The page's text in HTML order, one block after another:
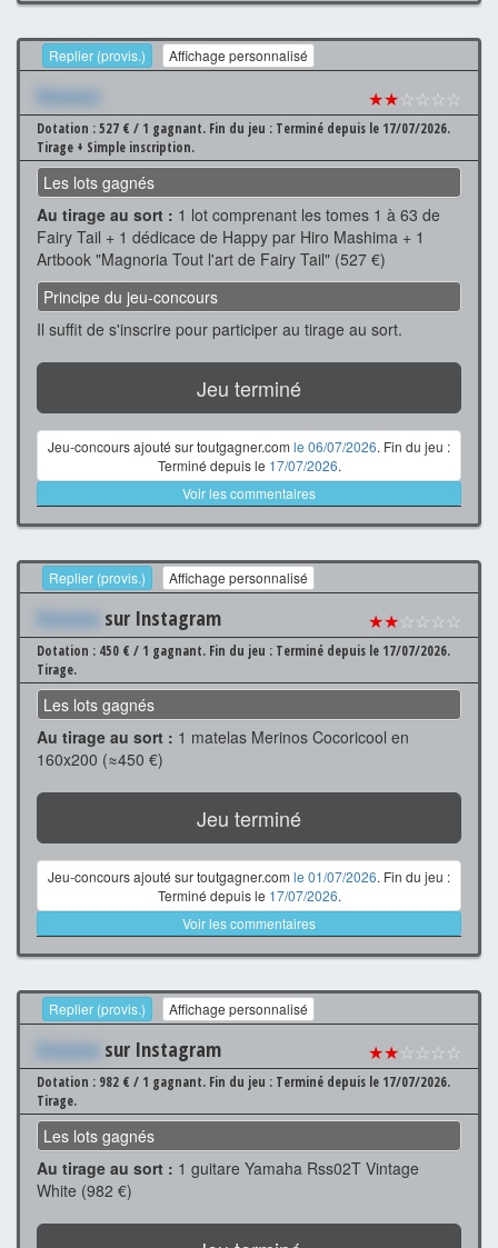
Replier (provis.) Affichage personnalisé
Xxxxxxx ★★☆☆☆☆
Dotation : 527 € / 1 gagnant. Fin du jeu : Terminé depuis le 17/07/2026.
Tirage + Simple inscription.
Les lots gagnés
Au tirage au sort : 1 lot comprenant les tomes 1 à 63 de
Fairy Tail + 1 dédicace de Happy par Hiro Mashima + 1
Artbook "Magnoria Tout l'art de Fairy Tail" (527 €)
Principe du jeu-concours
Il suffit de s'inscrire pour participer au tirage au sort.
Jeu terminé
Jeu-concours ajouté sur toutgagner.com le 06/07/2026. Fin du jeu :
Terminé depuis le 17/07/2026.
Voir les commentaires
Replier (provis.) Affichage personnalisé
Xxxxxxx sur Instagram ★★☆☆☆☆
Dotation : 450 € / 1 gagnant. Fin du jeu : Terminé depuis le 17/07/2026.
Tirage.
Les lots gagnés
Au tirage au sort : 1 matelas Merinos Cocoricool en
160x200 (≈450 €)
Jeu terminé
Jeu-concours ajouté sur toutgagner.com le 01/07/2026. Fin du jeu :
Terminé depuis le 17/07/2026.
Voir les commentaires
Replier (provis.) Affichage personnalisé
Xxxxxxx sur Instagram ★★☆☆☆☆
Dotation : 982 € / 1 gagnant. Fin du jeu : Terminé depuis le 17/07/2026.
Tirage.
Les lots gagnés
Au tirage au sort : 1 guitare Yamaha Rss02T Vintage
White (982 €)